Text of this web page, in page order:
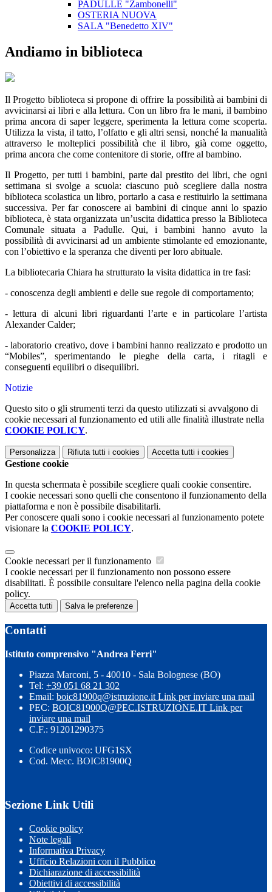
PADULLE "Zambonelli"
OSTERIA NUOVA
SALA "Benedetto XIV"
Andiamo in biblioteca
Il Progetto biblioteca si propone di offrire la possibilità ai bambini di
avvicinarsi ai libri e alla lettura. Con un libro fra le mani, il bambino
prima ancora di saper leggere, sperimenta la lettura come scoperta.
Utilizza la vista, il tatto, l’olfatto e gli altri sensi, nonché la manualità
attraverso le molteplici possibilità che il libro, già come oggetto,
prima ancora che come contenitore di storie, offre al bambino.
Il Progetto, per tutti i bambini, parte dal prestito dei libri, che ogni
settimana si svolge a scuola: ciascuno può scegliere dalla nostra
biblioteca scolastica un libro, portarlo a casa e restituirlo la settimana
successiva. Per far conoscere ai bambini di cinque anni lo spazio
biblioteca, è stata organizzata un’uscita didattica presso la Biblioteca
Comunale situata a Padulle. Qui, i bambini hanno avuto la
possibilità di avvicinarsi ad un ambiente stimolante ed emozionante,
con l’obiettivo e la speranza che diventi per loro abituale.
La bibliotecaria Chiara ha strutturato la visita didattica in tre fasi:
- conoscenza degli ambienti e delle sue regole di comportamento;
- lettura di alcuni libri riguardanti l’arte e in particolare l’artista
Alexander Calder;
- laboratorio creativo, dove i bambini hanno realizzato e prodotto un
“Mobiles”, sperimentando le pieghe della carta, i ritagli e
conseguenti equilibri o disequilibri.
Notizie
Questo sito o gli strumenti terzi da questo utilizzati si avvalgono di
cookie necessari al funzionamento ed utili alle finalità illustrate nella
COOKIE POLICY.
Personalizza Rifiuta tutti i cookies Accetta tutti i cookies
Gestione cookie
In questa schermata è possibile scegliere quali cookie consentire.
I cookie necessari sono quelli che consentono il funzionamento della
piattaforma e non è possibile disabilitarli.
Per conoscere quali sono i cookie necessari al funzionamento potete
visionare la COOKIE POLICY.
Cookie necessari per il funzionamento
I cookie necessari per il funzionamento non possono essere
disabilitati. È possibile consultare l'elenco nella pagina della cookie
policy.
Accetta tutti Salva le preferenze
Contatti
Istituto comprensivo "Andrea Ferri"
Piazza Marconi, 5 - 40010 - Sala Bolognese (BO)
Tel: +39 051 68 21 302
Email: boic81900q@istruzione.it Link per inviare una mail
PEC: BOIC81900Q@PEC.ISTRUZIONE.IT Link per
inviare una mail
C.F.: 91201290375
Codice univoco: UFG1SX
Cod. Mecc. BOIC81900Q
Sezione Link Utili
Cookie policy
Note legali
Informativa Privacy
Ufficio Relazioni con il Pubblico
Dichiarazione di accessibilità
Obiettivi di accessibilità